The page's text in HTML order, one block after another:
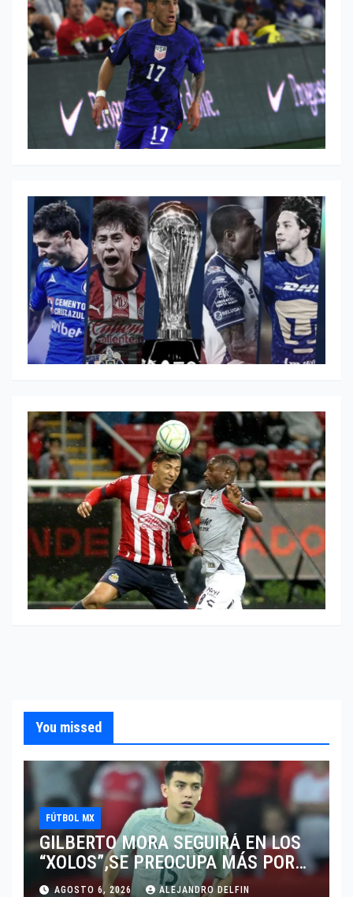
You missed
FÚTBOL MX
GILBERTO MORA SEGUIRÁ EN LOS
“XOLOS”,SE PREOCUPA MÁS POR
JUGAR EN SU EQUIPO.
AGOSTO 6, 2026 ALEJANDRO DELFIN